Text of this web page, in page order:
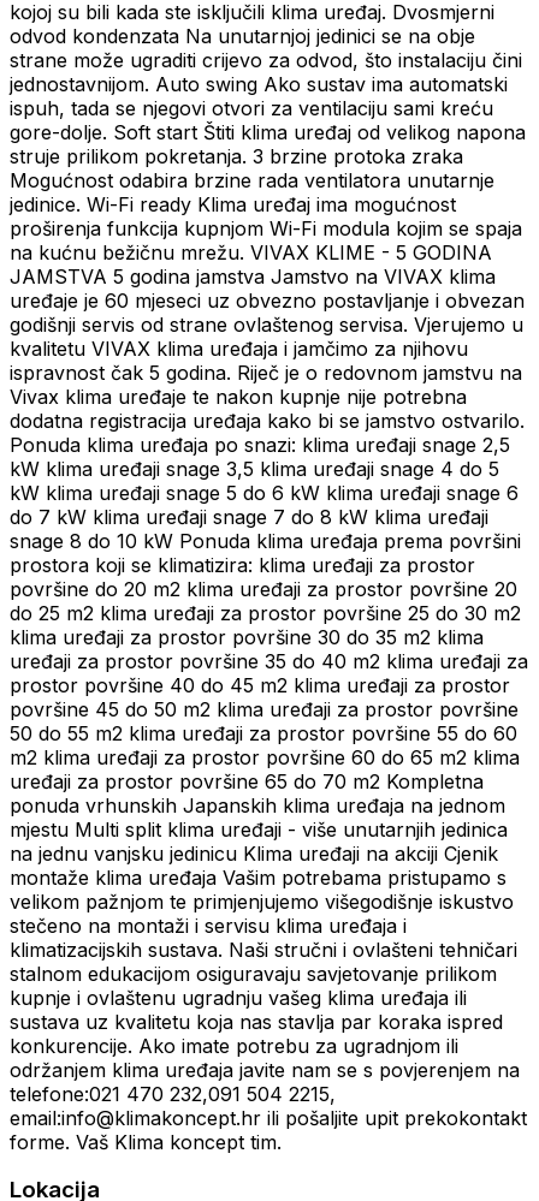
kojoj su bili kada ste isključili klima uređaj. Dvosmjerni
odvod kondenzata Na unutarnjoj jedinici se na obje
strane može ugraditi crijevo za odvod, što instalaciju čini
jednostavnijom. Auto swing Ako sustav ima automatski
ispuh, tada se njegovi otvori za ventilaciju sami kreću
gore-dolje. Soft start Štiti klima uređaj od velikog napona
struje prilikom pokretanja. 3 brzine protoka zraka
Mogućnost odabira brzine rada ventilatora unutarnje
jedinice. Wi-Fi ready Klima uređaj ima mogućnost
proširenja funkcija kupnjom Wi-Fi modula kojim se spaja
na kućnu bežičnu mrežu. VIVAX KLIME - 5 GODINA
JAMSTVA 5 godina jamstva Jamstvo na VIVAX klima
uređaje je 60 mjeseci uz obvezno postavljanje i obvezan
godišnji servis od strane ovlaštenog servisa. Vjerujemo u
kvalitetu VIVAX klima uređaja i jamčimo za njihovu
ispravnost čak 5 godina. Riječ je o redovnom jamstvu na
Vivax klima uređaje te nakon kupnje nije potrebna
dodatna registracija uređaja kako bi se jamstvo ostvarilo.
Ponuda klima uređaja po snazi: klima uređaji snage 2,5
kW klima uređaji snage 3,5 klima uređaji snage 4 do 5
kW klima uređaji snage 5 do 6 kW klima uređaji snage 6
do 7 kW klima uređaji snage 7 do 8 kW klima uređaji
snage 8 do 10 kW Ponuda klima uređaja prema površini
prostora koji se klimatizira: klima uređaji za prostor
površine do 20 m2 klima uređaji za prostor površine 20
do 25 m2 klima uređaji za prostor površine 25 do 30 m2
klima uređaji za prostor površine 30 do 35 m2 klima
uređaji za prostor površine 35 do 40 m2 klima uređaji za
prostor površine 40 do 45 m2 klima uređaji za prostor
površine 45 do 50 m2 klima uređaji za prostor površine
50 do 55 m2 klima uređaji za prostor površine 55 do 60
m2 klima uređaji za prostor površine 60 do 65 m2 klima
uređaji za prostor površine 65 do 70 m2 Kompletna
ponuda vrhunskih Japanskih klima uređaja na jednom
mjestu Multi split klima uređaji - više unutarnjih jedinica
na jednu vanjsku jedinicu Klima uređaji na akciji Cjenik
montaže klima uređaja Vašim potrebama pristupamo s
velikom pažnjom te primjenjujemo višegodišnje iskustvo
stečeno na montaži i servisu klima uređaja i
klimatizacijskih sustava. Naši stručni i ovlašteni tehničari
stalnom edukacijom osiguravaju savjetovanje prilikom
kupnje i ovlaštenu ugradnju vašeg klima uređaja ili
sustava uz kvalitetu koja nas stavlja par koraka ispred
konkurencije. Ako imate potrebu za ugradnjom ili
održanjem klima uređaja javite nam se s povjerenjem na
telefone:021 470 232,091 504 2215,
email:info@klimakoncept.hr ili pošaljite upit prekokontakt
forme. Vaš Klima koncept tim.
Lokacija